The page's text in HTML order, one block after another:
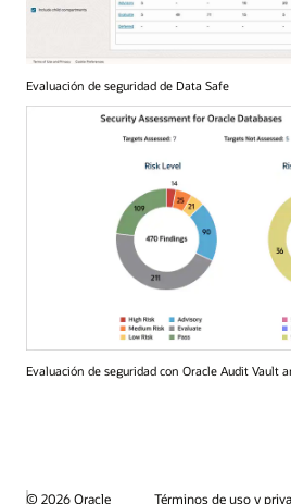
Evaluación de seguridad de Data Safe
Evaluación de seguridad con Oracle Audit Vault
© 2026 Oracle Términos de uso y